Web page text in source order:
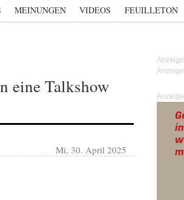
MEINUNGEN VIDEOS FEUILLETON
eine Talkshow
Mi, 30. April 2025
Anzeige